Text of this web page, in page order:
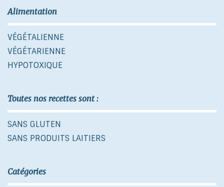
Alimentation
VÉGÉTALIENNE
VÉGÉTARIENNE
HYPOTOXIQUE
Toutes nos recettes sont :
SANS GLUTEN
SANS PRODUITS LAITIERS
Catégories